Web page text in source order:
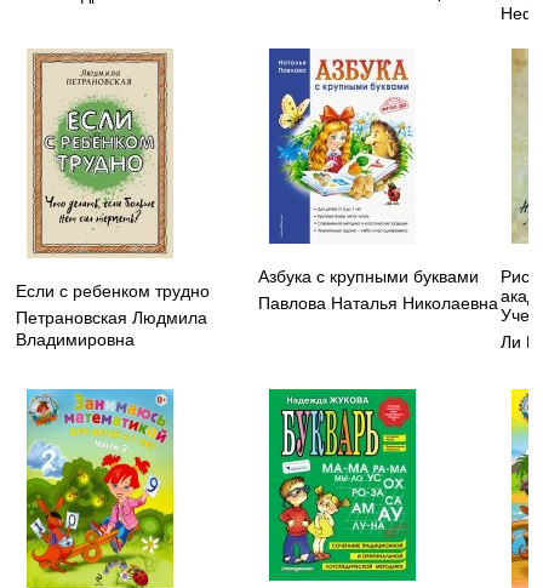
Если с ребенком трудно
Петрановская Людмила
Владимировна
Азбука с крупными буквами
Павлова Наталья Николаевна
Ли